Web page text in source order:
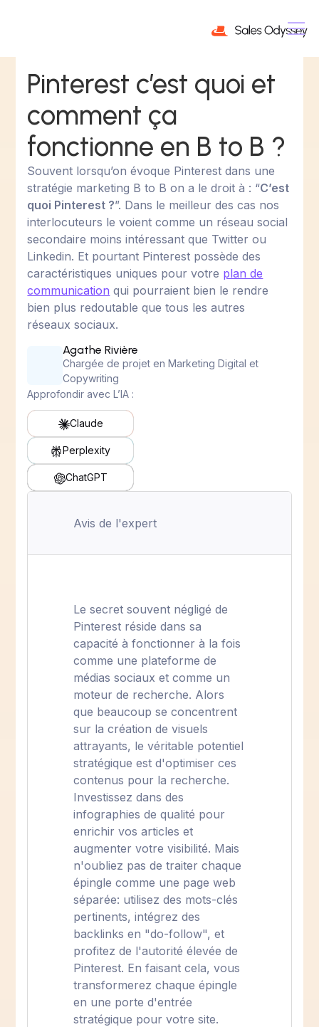
Pinterest c’est quoi et
comment ça
fonctionne en B to B ?
Souvent lorsqu’on évoque Pinterest dans une
stratégie marketing B to B on a le droit à : “C’est
quoi Pinterest ?”. Dans le meilleur des cas nos
interlocuteurs le voient comme un réseau social
secondaire moins intéressant que Twitter ou
Linkedin. Et pourtant Pinterest possède des
caractéristiques uniques pour votre plan de
communication qui pourraient bien le rendre
bien plus redoutable que tous les autres
réseaux sociaux.
Agathe Rivière
Chargée de projet en Marketing Digital et
Copywriting
Approfondir avec L’IA :
Claude
Perplexity
ChatGPT
Avis de l'expert
Le secret souvent négligé de
Pinterest réside dans sa
capacité à fonctionner à la fois
comme une plateforme de
médias sociaux et comme un
moteur de recherche. Alors
que beaucoup se concentrent
sur la création de visuels
attrayants, le véritable potentiel
stratégique est d'optimiser ces
contenus pour la recherche.
Investissez dans des
infographies de qualité pour
enrichir vos articles et
augmenter votre visibilité. Mais
n'oubliez pas de traiter chaque
épingle comme une page web
séparée: utilisez des mots-clés
pertinents, intégrez des
backlinks en "do-follow", et
profitez de l'autorité élevée de
Pinterest. En faisant cela, vous
transformerez chaque épingle
en une porte d'entrée
stratégique pour votre site.